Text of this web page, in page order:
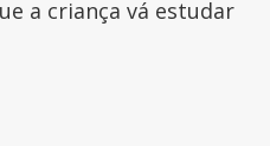
a criança vá estudar